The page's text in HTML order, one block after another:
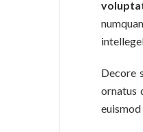
Decore
ornatus